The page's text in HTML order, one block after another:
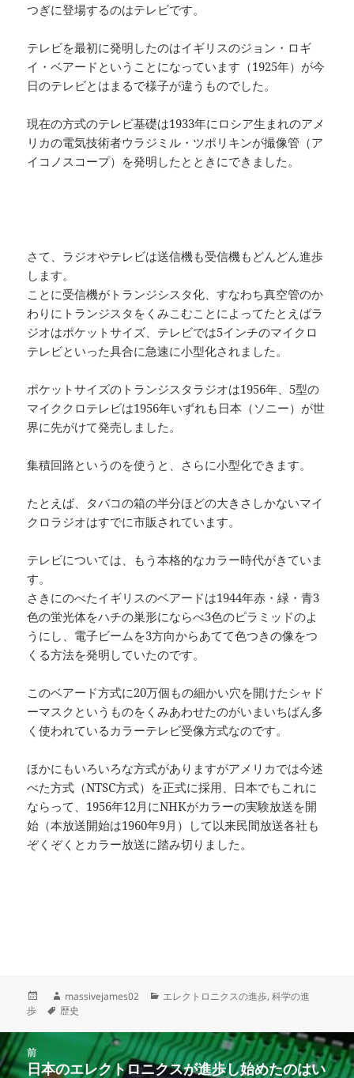
つぎに登場するのはテレビです。
テレビを最初に発明したのはイギリスのジョン・ロギ
イ・ベアードということになっています（1925年）が今
日のテレビとはまるで様子が違うものでした。
現在の方式のテレビ基礎は1933年にロシア生まれのアメ
リカの電気技術者ウラジミル・ツポリキンが撮像管（ア
イコノスコープ）を発明したとときにできました。
さて、ラジオやテレビは送信機も受信機もどんどん進歩
します。
ことに受信機がトランジシスタ化、すなわち真空管のか
わりにトランジスタをくみこむことによってたとえばラ
ジオはポケットサイズ、テレビでは5インチのマイクロ
テレビといった具合に急速に小型化されました。
ポケットサイズのトランジスタラジオは1956年、5型の
マイククロテレビは1956年いずれも日本（ソニー）が世
界に先がけて発売しました。
集積回路というのを使うと、さらに小型化できます。
たとえば、タバコの箱の半分ほどの大きさしかないマイ
クロラジオはすでに市販されています。
テレビについては、もう本格的なカラー時代がきていま
す。
さきにのべたイギリスのベアードは1944年赤・緑・青3
色の蛍光体をハチの巣形にならべ3色のピラミッドのよ
うにし、電子ビームを3方向からあてて色つきの像をつ
くる方法を発明していたのです。
このベアード方式に20万個もの細かい穴を開けたシャド
ーマスクというものをくみあわせたのがいまいちばん多
く使われているカラーテレビ受像方式なのです。
ほかにもいろいろな方式がありますがアメリカでは今述
べた方式（NTSC方式）を正式に採用、日本でもこれに
ならって、1956年12月にNHKがカラーの実験放送を開
始（本放送開始は1960年9月）して以来民間放送各社も
ぞくぞくとカラー放送に踏み切りました。
稿
作
成
massivejames02
カ
リ
ー
エレクトロニクスの進歩,科学の進
歩
タ
歴史
投
稿
前
前
日本のエレクトロニクスが進歩し始めたのはい